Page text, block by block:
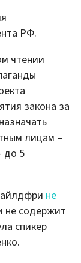
РФ.
чтении
закона за
лицам –
до 5
не
содержит
спикер